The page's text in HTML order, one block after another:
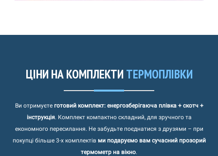
ЦІНИ НА КОМПЛЕКТИТЕРМОПЛІВКИ
Ви отримуєте готовий комплект: енергозберігаюча плівка + скотч +
інструкція. Комплект компактно складний, для зручного та
економного пересилання. Не забудьте поєднатися з друзями – при
покупці більше 3-х комплектів ми подаруємо вам сучасний прозорий
термометр на вікно.